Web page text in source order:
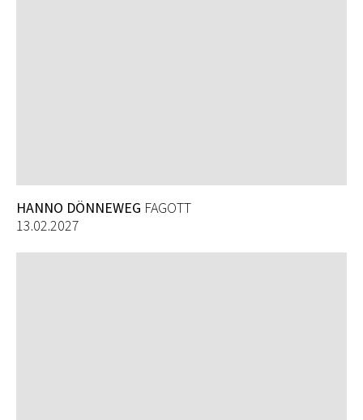
HANNO DÖNNEWEG FAGOTT
13.02.2027